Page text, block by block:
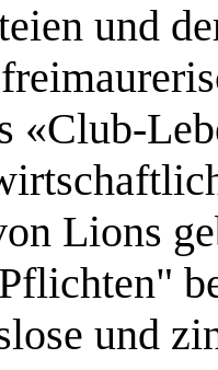
und
«Club-
Lions
und